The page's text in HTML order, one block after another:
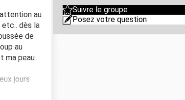
au
dès la
de
au
ma peau
jours
Suivre le groupe
Posez votre question